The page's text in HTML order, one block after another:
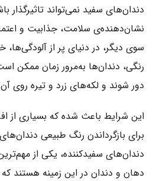
دندان‌های سفید نمی‌تواند تاثیرگذار
نشان‌دهنده‌ی سلامت، جذابیت و
سوی دیگر، در دنیای پر از
رنگی، دندان‌ها به‌مرور زمان ممکن
دور شوند و لکه‌های زرد و تیره روی
این شرایط باعث شده که بسیاری از
برای بازگرداندن رنگ طبیعی
دندان‌های سفیدکننده، یکی از
دهان و دندان در این زمینه هستند